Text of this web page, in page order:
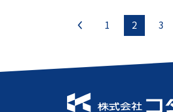
« 1 2 3